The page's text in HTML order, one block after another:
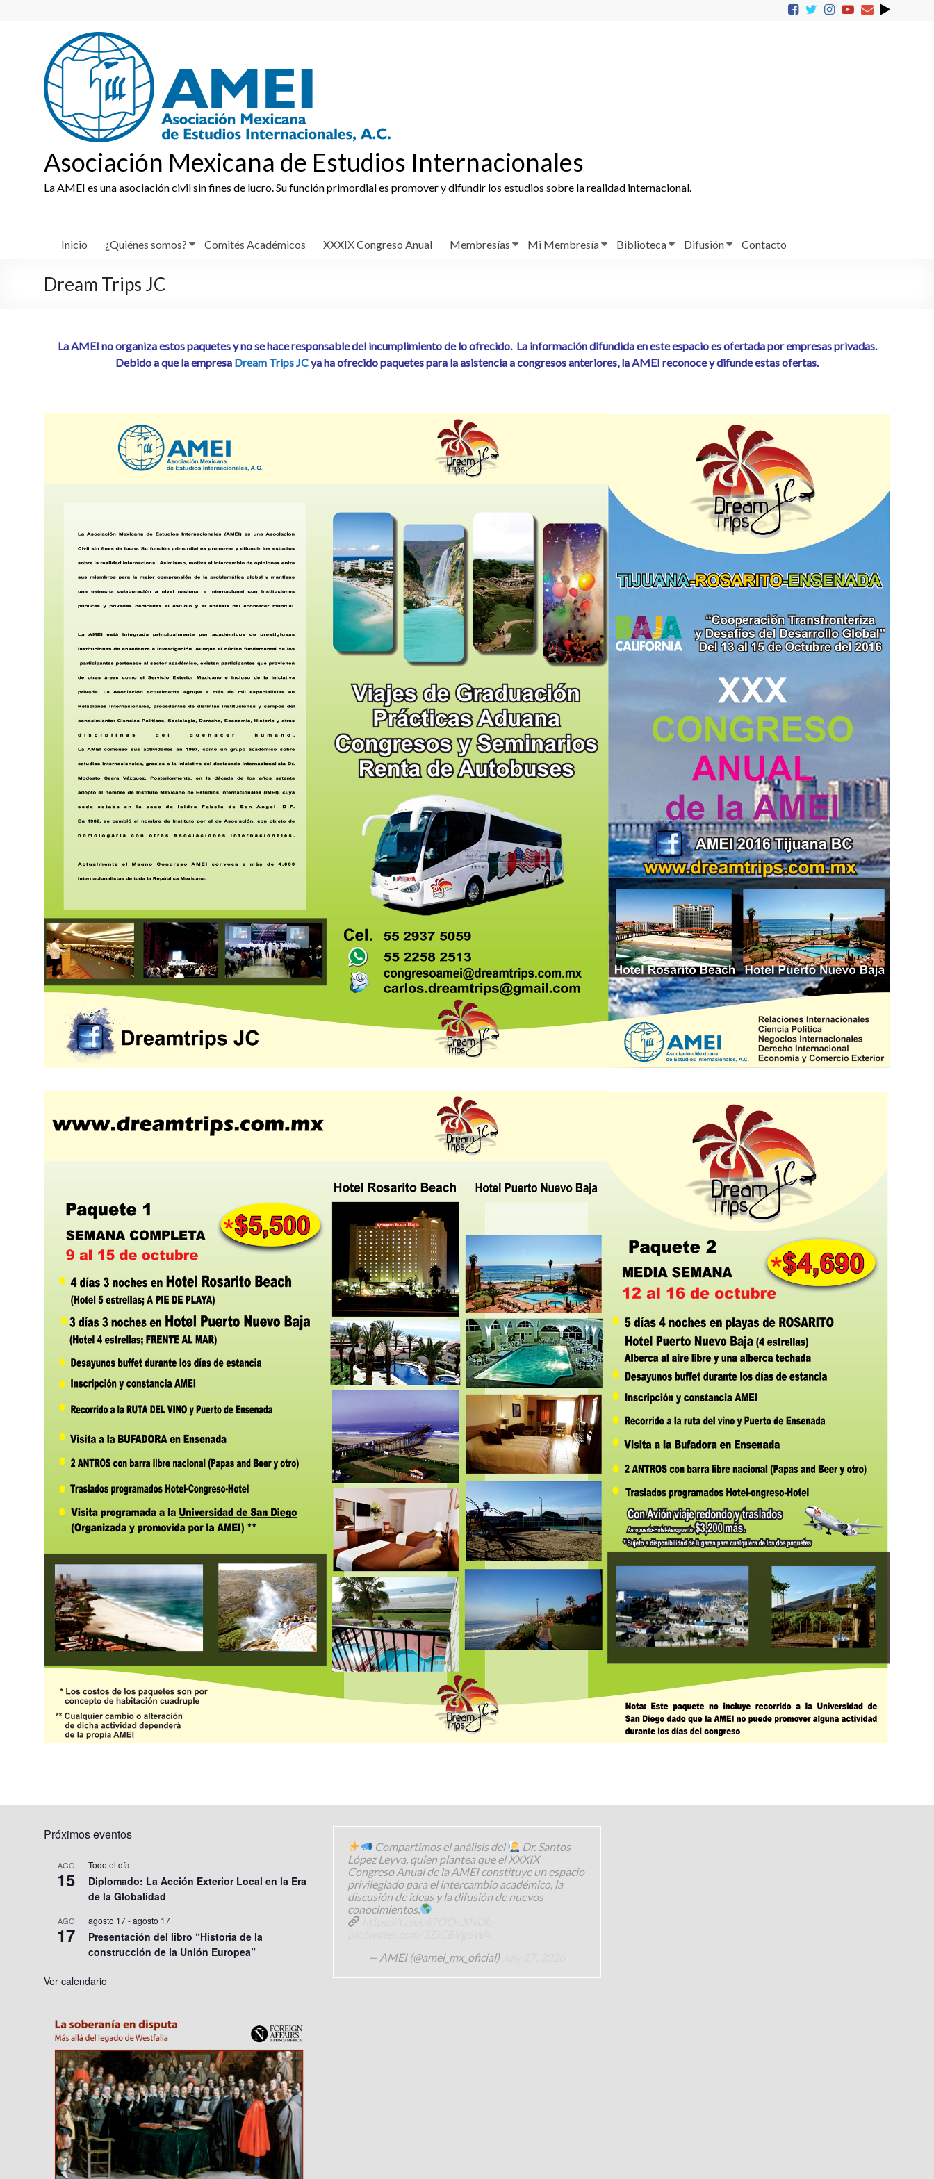
Asociación Mexicana de Estudios Internacionales
La AMEI es una asociación civil sin fines de lucro. Su función primordial es promover y difundir los estudios sobre la realidad internacional.
Inicio ¿Quiénes somos? Comités Académicos XXXIX Congreso Anual Membresías Mi Membresía Biblioteca Difusión Contacto
Dream Trips JC
La AMEI no organiza estos paquetes y no se hace responsable del incumplimiento de lo ofrecido. La información difundida en este espacio es ofertada por empresas privadas.
Debido a que la empresa Dream Trips JCya ha ofrecido paquetes para la asistencia a congresos anteriores, la AMEI reconoce y difunde estas ofertas.
Próximos eventos
AGO
15
Todo el día
Diplomado: La Acción Exterior Local en la Era
de la Globalidad
AGO
17
agosto 17-agosto 17
Presentación del libro “Historia de la
construcción de la Unión Europea”
Ver calendario
Compartimos el análisis del
Dr. Santos
López Leyva, quien plantea que el XXXIX
Congreso Anual de la AMEI constituye un espacio
privilegiado para el intercambio académico, la
discusión de ideas y la difusión de nuevos
conocimientos.
— AMEI (@amei_mx_oficial)